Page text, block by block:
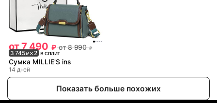
от7 490 ₽ от 8 990 ₽
3 745₽× 2 в сплит
Сумка MILLIE'S ins
14 дней
Показать больше похожих